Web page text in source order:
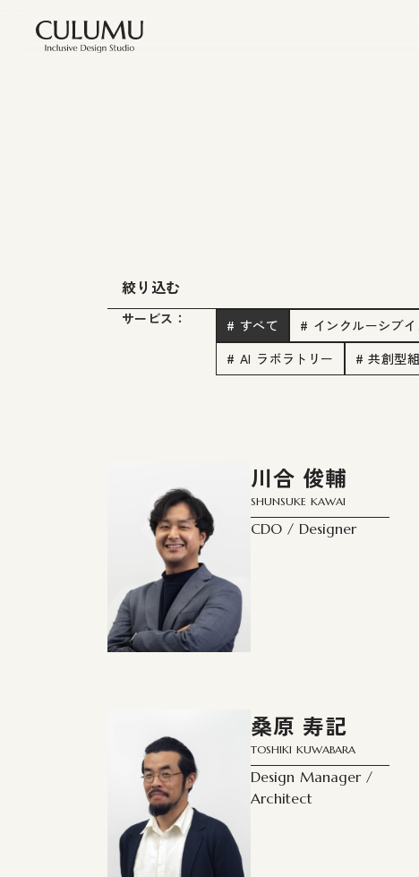
絞り込む
サービス： # すべて # インクルーシブ
# AI ラボラトリー
# 共創型
川合 俊輔
SHUNSUKE KAWAI
CDO / Designer
桑原 寿記
TOSHIKI KUWABARA
Design Manager /
Architect